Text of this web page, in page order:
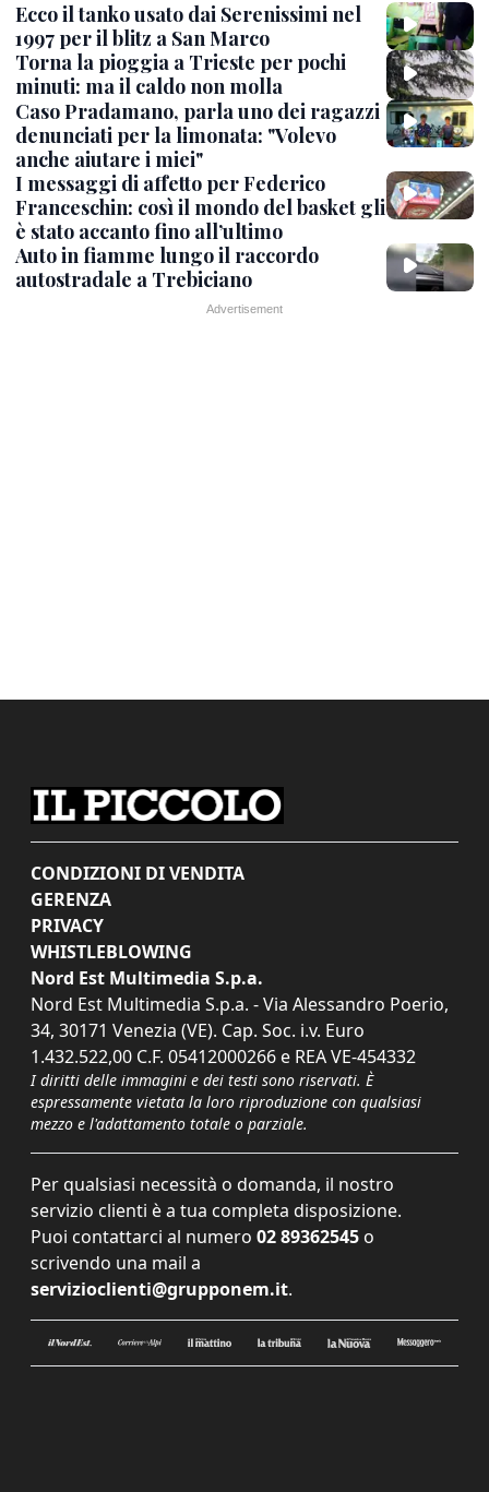
Ecco il tanko usato dai Serenissimi nel
1997 per il blitz a San Marco
Torna la pioggia a Trieste per pochi
minuti: ma il caldo non molla
Caso Pradamano, parla uno dei ragazzi
denunciati per la limonata: "Volevo
anche aiutare i miei"
I messaggi di affetto per Federico
Franceschin: così il mondo del basket gli
è stato accanto fino all’ultimo
Auto in fiamme lungo il raccordo
autostradale a Trebiciano
CONDIZIONI DI VENDITA
GERENZA
PRIVACY
WHISTLEBLOWING
Nord Est Multimedia S.p.a.
Nord Est Multimedia S.p.a. - Via Alessandro Poerio,
34, 30171 Venezia (VE). Cap. Soc. i.v. Euro
1.432.522,00 C.F. 05412000266 e REA VE-454332
I diritti delle immagini e dei testi sono riservati. È
espressamente vietata la loro riproduzione con qualsiasi
mezzo e l'adattamento totale o parziale.
Per qualsiasi necessità o domanda, il nostro
servizio clienti è a tua completa disposizione.
Puoi contattarci al numero 02 89362545 o
scrivendo una mail a
servizioclienti@grupponem.it.